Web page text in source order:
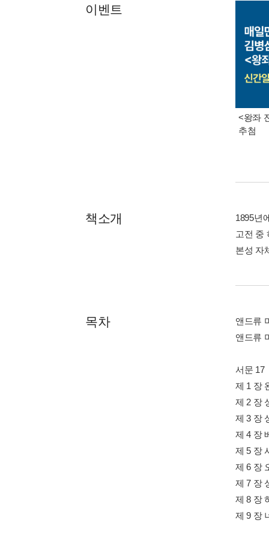
이벤트
<왕좌
추첨
책소개
1895년
고전 중
본성 자
목차
앤드류
앤드류
서문 17
제 1 장
제 2 장
제 3 장
제 4 장
제 5 장
제 6 장
제 7 장
제 8 장
제 9 장